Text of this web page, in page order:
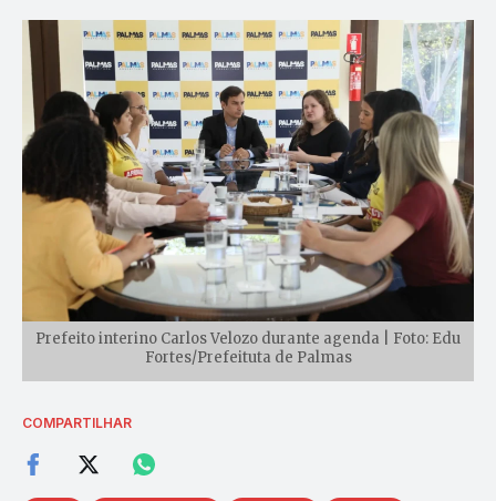
Prefeito interino Carlos Velozo durante agenda | Foto: Edu
Fortes/Prefeituta de Palmas
COMPARTILHAR